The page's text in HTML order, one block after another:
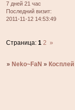
7 дней 21 час
Последний визит:
2011-11-12 14:53:49
Страница:1 2 »
»Neko~FaN »Косплей